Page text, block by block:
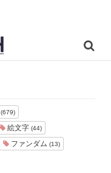
(679)
絵文字 (44)
ファンダム (13)